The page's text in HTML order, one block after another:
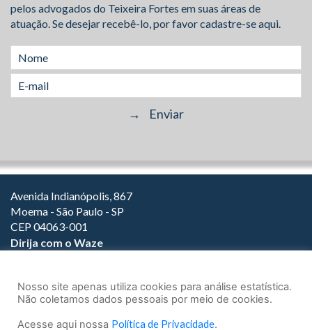
pelos advogados do Teixeira Fortes em suas áreas de
atuação. Se desejar recebê-lo, por favor cadastre-se aqui.
Avenida Indianópolis, 867
Moema - São Paulo - SP
CEP 04063-001
Dirija com o Waze
(11) 3147-1800
Nosso site apenas utiliza cookies para análise estatística.
Não coletamos dados pessoais por meio de cookies.
Acesse aqui nossa Política de Privacidade.